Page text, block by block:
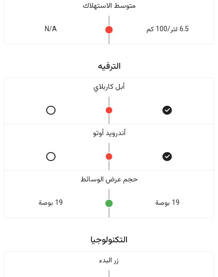
متوسط الاستهلاك
6.5 لتر/100 كم N/A
الترفيه
أبل كاربلاي
أندرويد أوتو
حجم عرض الوسائط
19 بوصة 19 بوصة
التكنولوجيا
زر البدء